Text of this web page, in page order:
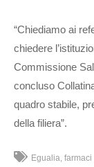
“Chiediamo ai
chiedere
Commissione
concluso
quadro stabile,
della filiera”.
Egualia farmaci